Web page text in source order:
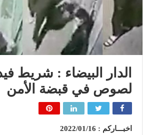
لصوص في قبضة الأمن
اخبـــاركم : 2022/01/16